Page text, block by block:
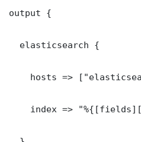
output {
  elasticsearch {
hosts =>
index =>